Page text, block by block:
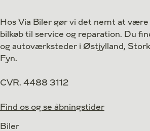
Hos Via Biler gør vi det nemt at
bilkøb til service og reparation. Du
og autoværksteder i Østjylland,
Fyn.
CVR. 4488 3112
Find os og se åbningstider
Biler